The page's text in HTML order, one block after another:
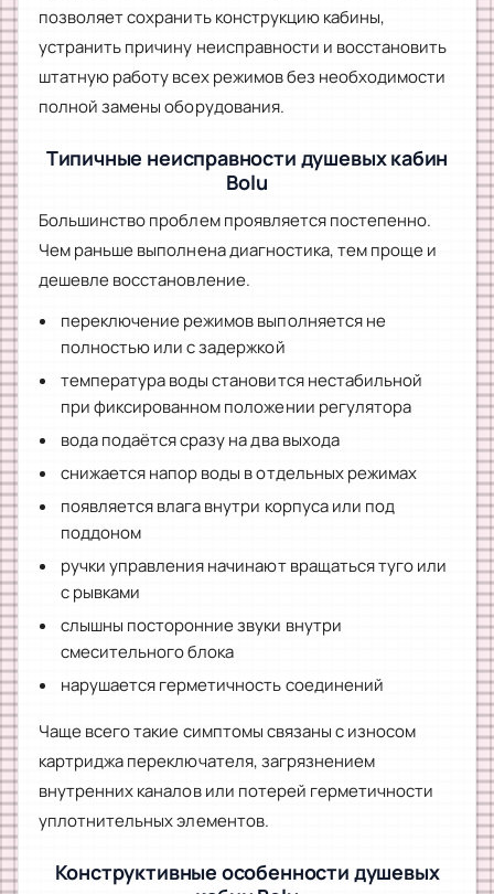
позволяет сохранить конструкцию кабины,
устранить причину неисправности и восстановить
штатную работу всех режимов без необходимости
полной замены оборудования.
Типичные неисправности душевых кабин
Bolu
Большинство проблем проявляется постепенно.
Чем раньше выполнена диагностика, тем проще и
дешевле восстановление.
переключение режимов выполняется не
полностью или с задержкой
температура воды становится нестабильной
при фиксированном положении регулятора
вода подаётся сразу на два выхода
снижается напор воды в отдельных режимах
появляется влага внутри корпуса или под
поддоном
ручки управления начинают вращаться туго или
с рывками
слышны посторонние звуки внутри
смесительного блока
нарушается герметичность соединений
Чаще всего такие симптомы связаны с износом
картриджа переключателя, загрязнением
внутренних каналов или потерей герметичности
уплотнительных элементов.
Конструктивные особенности душевых